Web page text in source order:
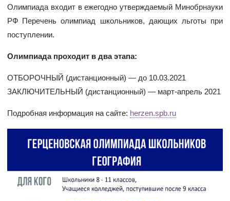
Олимпиада входит в ежегодно утверждаемый Минобрнауки
РФ Перечень олимпиад школьников, дающих льготы при
поступлении.
Олимпиада проходит в два этапа:
ОТБОРОЧНЫЙ (дистанционный) — до 10.03.2021
ЗАКЛЮЧИТЕЛЬНЫЙ (дистанционный) — март-апрель 2021
Подробная информация на сайте: herzen.spb.ru